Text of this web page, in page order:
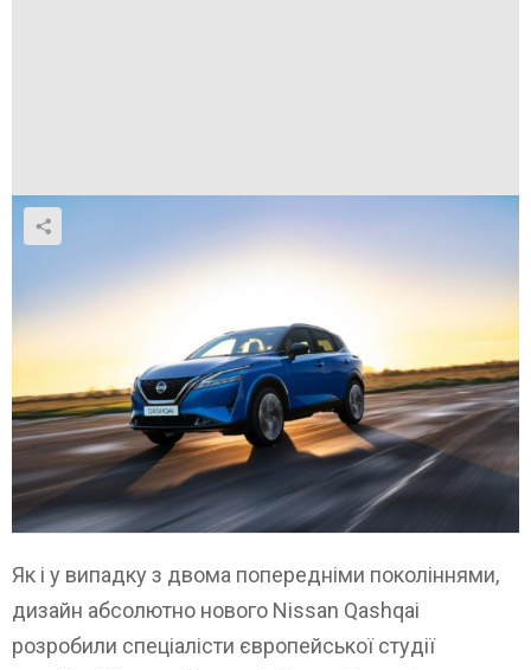
Як і у випадку з двома попередніми поколіннями,
дизайн абсолютно нового Nissan Qashqai
розробили спеціалісти європейської студії